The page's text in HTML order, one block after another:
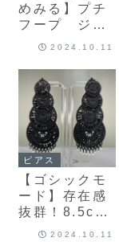
めみる】プチ
フープ ジュ
ムカピアス
2024.10.11
ピアス
【ゴシックモ
ード】存在感
抜群！8.5cm
大ぶりピアス
2024.10.11